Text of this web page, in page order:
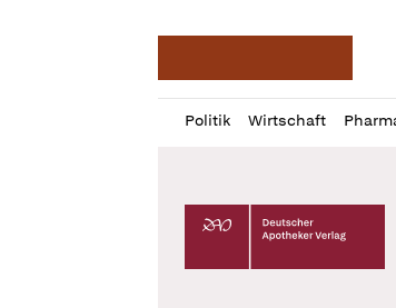
Politik Wirtschaft
Profil
öffnen
Daz
Pur
Deutscher Apotheker